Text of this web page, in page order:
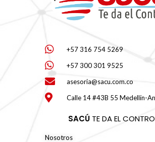
+57 316 754 5269
+57 300 301 9525
asesoria@sacu.com.co
Calle 14 #43B 55 Medellín-
SACÚ TE DA EL
Nosotros